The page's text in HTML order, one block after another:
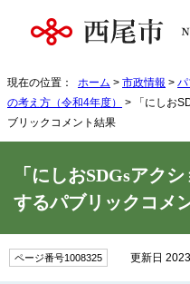
現在の位置： ホーム > 市政情報 > パ
の考え方（令和4年度）
> 「にしお
ブリックコメント結果
「にしおSDGsアク
するパブリックコメ
ページ番号1008325 更新日 2023